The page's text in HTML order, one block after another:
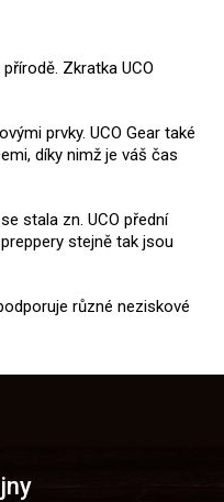
Zkratka UCO
prvky. UCO Gear také
díky nimž je váš čas
stala zn. UCO přední
stejně tak jsou
různé neziskové